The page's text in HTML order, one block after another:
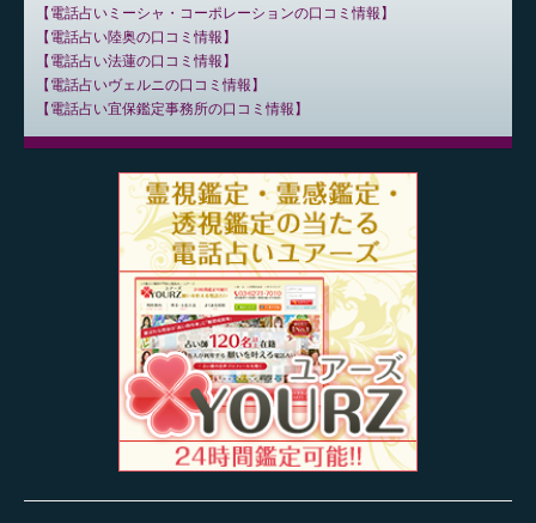
電話占いミーシャ・コーポレーションの口コミ情報
電話占い陸奥の口コミ情報
電話占い法蓮の口コミ情報
電話占いヴェルニの口コミ情報
電話占い宜保鑑定事務所の口コミ情報